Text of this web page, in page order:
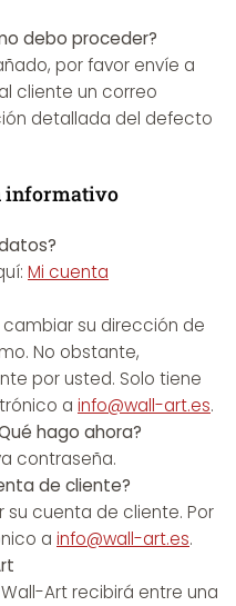
debo proceder?
por favor envíe a
cliente un correo
detallada del defecto
informativo
Mi cuenta
su dirección de
No obstante,
por usted. Solo tiene
a info@wall-art.es.
hago ahora?
contraseña.
de cliente?
su cuenta de cliente. Por
a info@wall-art.es.
Art recibirá entre una